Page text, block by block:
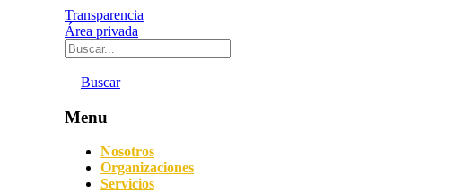
Transparencia
Área privada
Buscar
Menu
Nosotros
Organizaciones
Servicios